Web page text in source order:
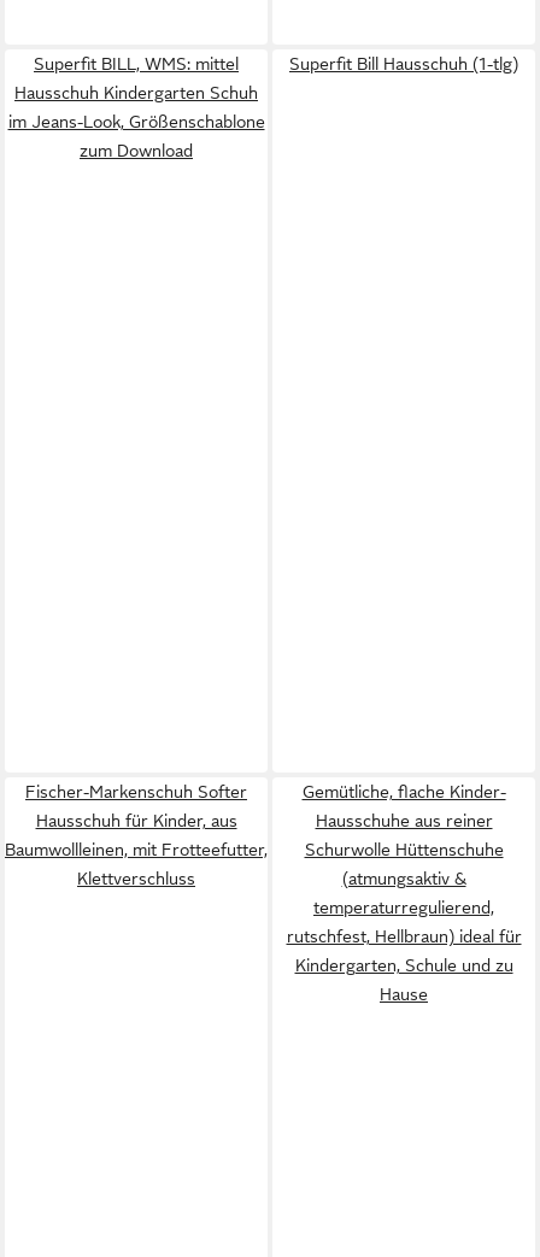
Superfit BILL, WMS: mittel
Hausschuh Kindergarten Schuh
im Jeans-Look, Größenschablone
zum Download
Superfit Bill Hausschuh (1-tlg)
Fischer-Markenschuh Softer
Hausschuh für Kinder, aus
Baumwollleinen, mit Frotteefutter,
Klettverschluss
Gemütliche, flache Kinder-
Hausschuhe aus reiner
Schurwolle Hüttenschuhe
(atmungsaktiv &
temperaturregulierend,
rutschfest, Hellbraun) ideal für
Kindergarten, Schule und zu
Hause